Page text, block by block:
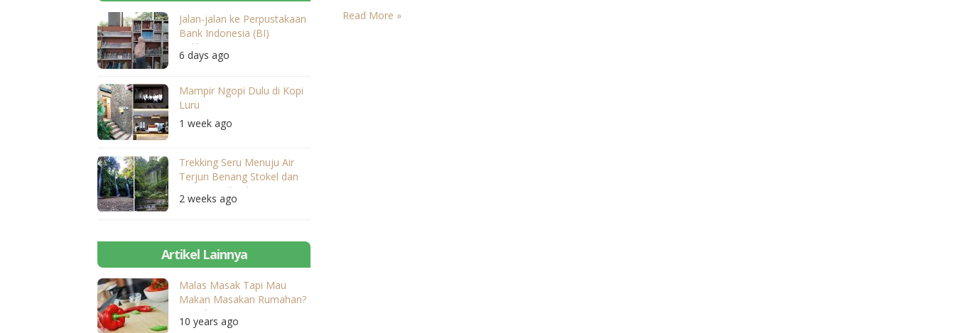
Yuk tonton video yang bermanfaat dan tentunya
video yang memang layak untuk kalian tonton. Kali ini
Read More »
Jalan-jalan ke Perpustakaan
Bank Indonesia (BI)
Balikpapan
6 days ago
Mampir Ngopi Dulu di Kopi
Luru
1 week ago
Trekking Seru Menuju Air
Terjun Benang Stokel dan
Benang Kelambu
2 weeks ago
Artikel Lainnya
Malas Masak Tapi Mau
Makan Masakan Rumahan?
Ini Solusinya!
10 years ago